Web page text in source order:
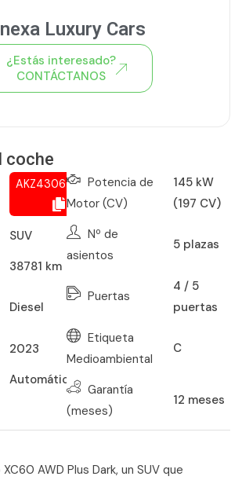
coche
AKZ430650379
SUV
38781 km
Diesel
2023
Automático
Potencia de
Motor (CV)
145 kW
(197 CV)
Nº de
asientos
5 plazas
Puertas
4 / 5
puertas
Etiqueta
Medioambiental
C
Garantía
(meses)
12 meses
AWD Plus Dark, un SUV que
Luxury Cars
¿Estás interesado?
CONTÁCTANOS